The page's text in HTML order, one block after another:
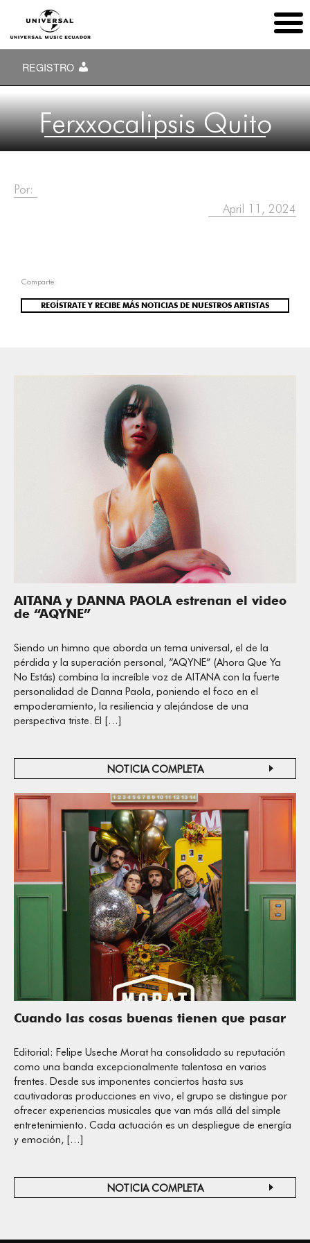
REGISTRO
Ferxxocalipsis Quito
Por:
April 11, 2024
Comparte:
REGÍSTRATE Y RECIBE MÁS NOTICIAS DE NUESTROS ARTISTAS
AITANA y DANNA PAOLA estrenan el video
de “AQYNE”
Siendo un himno que aborda un tema universal, el de la
pérdida y la superación personal, “AQYNE” (Ahora Que Ya
No Estás) combina la increíble voz de AITANA con la fuerte
personalidad de Danna Paola, poniendo el foco en el
empoderamiento, la resiliencia y alejándose de una
perspectiva triste. El […]
NOTICIA COMPLETA
Cuando las cosas buenas tienen que pasar
Editorial: Felipe Useche Morat ha consolidado su reputación
como una banda excepcionalmente talentosa en varios
frentes. Desde sus imponentes conciertos hasta sus
cautivadoras producciones en vivo, el grupo se distingue por
ofrecer experiencias musicales que van más allá del simple
entretenimiento. Cada actuación es un despliegue de energía
y emoción, […]
NOTICIA COMPLETA